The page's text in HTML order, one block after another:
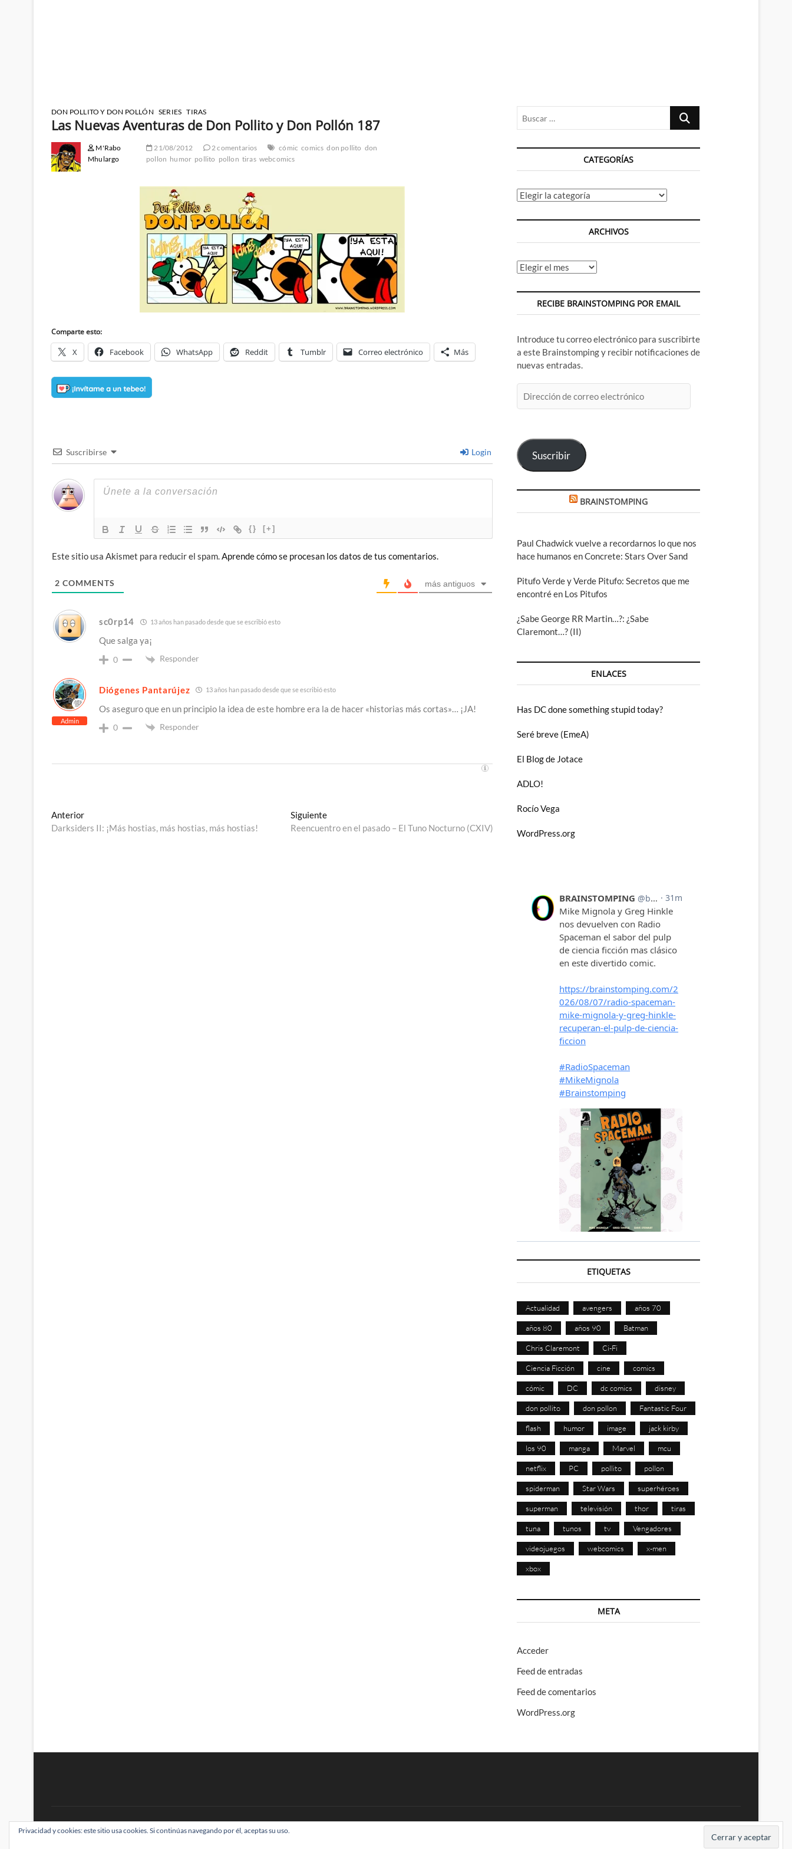
DON POLLITO Y DON POLLÓN SERIES TIRAS
Las Nuevas Aventuras de Don Pollito y Don Pollón 187
M'Rabo
Mhulargo
21/08/2012 2 comentarios cómic comics don pollito don
pollon humor pollito pollon tiras webcomics
Comparte esto:
X Facebook WhatsApp Reddit Tumblr Correo electrónico Más
Suscribirse Login
{} [+]
Este sitio usa Akismet para reducir el spam.Aprende cómo se procesan los datos de tus comentarios.
2 COMMENTS más antiguos
sc0rp14 13 años han pasado desde que se escribió esto
Que salga ya¡
0 Responder
Admin
Diógenes Pantarújez 13 años han pasado desde que se escribió esto
Os aseguro que en un principio la idea de este hombre era la de hacer «historias más cortas»… ¡JA!
0 Responder
Navegación
de
AnteriorEntrada
anterior:
Darksiders II: ¡Más hostias, más hostias, más hostias!
SiguienteEntrada
siguiente:
Reencuentro en el pasado – El Tuno Nocturno (CXIV)
Buscar
CATEGORÍAS
Categorías
ARCHIVOS
Archivos
RECIBE BRAINSTOMPING POR EMAIL
Introduce tu correo electrónico para suscribirte
a este Brainstomping y recibir notificaciones de
nuevas entradas.
de
Suscribir
BRAINSTOMPING
Paul Chadwick vuelve a recordarnos lo que nos
hace humanos en Concrete: Stars Over Sand
Pitufo Verde y Verde Pitufo: Secretos que me
encontré en Los Pitufos
¿Sabe George RR Martin…?: ¿Sabe
Claremont…? (II)
ENLACES
Has DC done something stupid today?
Seré breve (EmeA)
El Blog de Jotace
ADLO!
Rocío Vega
WordPress.org
ETIQUETAS
Actualidad avengers años 70
años 80 años 90 Batman
Chris Claremont Ci-Fi
Ciencia Ficción cine comics
cómic DC dc comics disney
don pollito don pollon Fantastic Four
flash humor image jack kirby
los 90 manga Marvel mcu
netflix PC pollito pollon
spiderman Star Wars superhéroes
superman televisión thor tiras
tuna tunos tv Vengadores
videojuegos webcomics x-men
xbox
META
Acceder
Feed de entradas
Feed de comentarios
WordPress.org
BRAINSTOMPING| Diseñado por:Theme Freesia|WordPress| © Todos los derechos reservados
Privacidad y cookies: este sitio usa cookies. Si continúas navegando por él, aceptas su uso.